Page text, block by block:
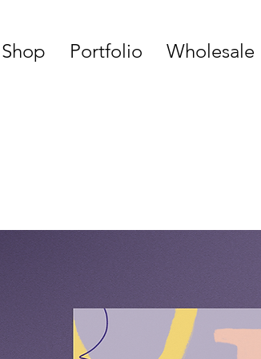
Shop Portfolio Wholesale